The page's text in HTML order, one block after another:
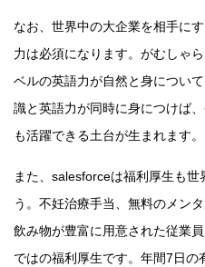
なお、世界中の大企業を相手に
力は必須になります。がむしゃ
ベルの英語力が自然と身につい
識と英語力が同時に身につけば
も活躍できる土台が生まれます。
また、salesforceは福利厚生も世
う。不妊治療手当、無料のメン
飲み物が豊富に用意された従業
ではの福利厚生です。年間7日